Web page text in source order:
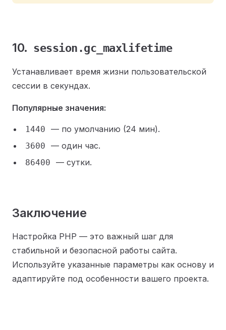
10. session.gc_maxlifetime
Устанавливает время жизни пользовательской
сессии в секундах.
Популярные значения:
1440 — по умолчанию (24 мин).
3600 — один час.
86400 — сутки.
Заключение
Настройка PHP — это важный шаг для
стабильной и безопасной работы сайта.
Используйте указанные параметры как основу и
адаптируйте под особенности вашего проекта.